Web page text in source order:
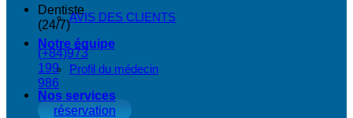
Dentiste
(24/7)
(+84)973
199
986
réservation
AVIS DES CLIENTS
Notre équipe
Profil du médecin
Nos services